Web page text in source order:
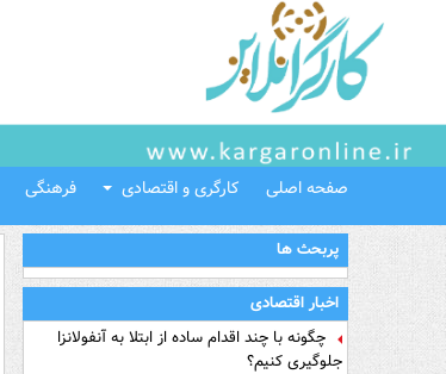
صفحه اصلی کارگری و اقتصادی فرهنگی
پربحث ها
اخبار اقتصادی
چگونه با چند اقدام ساده از ابتلا به آنفولانزا
جلوگیری کنیم؟